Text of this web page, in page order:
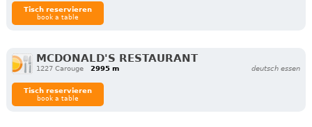
Tisch reservieren
book a table
MCDONALD'S RESTAURANT
1227 Carouge 2995 m deutsch essen
Tisch reservieren
book a table